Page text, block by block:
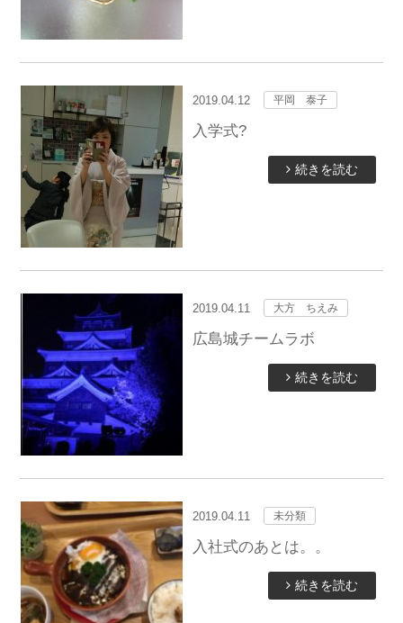
2019.04.12 平岡 泰子
入学式?
続きを読む
2019.04.11 大方 ちえみ
広島城チームラボ
続きを読む
2019.04.11 未分類
入社式のあとは。。
続きを読む